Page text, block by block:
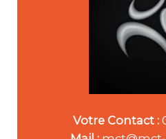
Votre Contact :